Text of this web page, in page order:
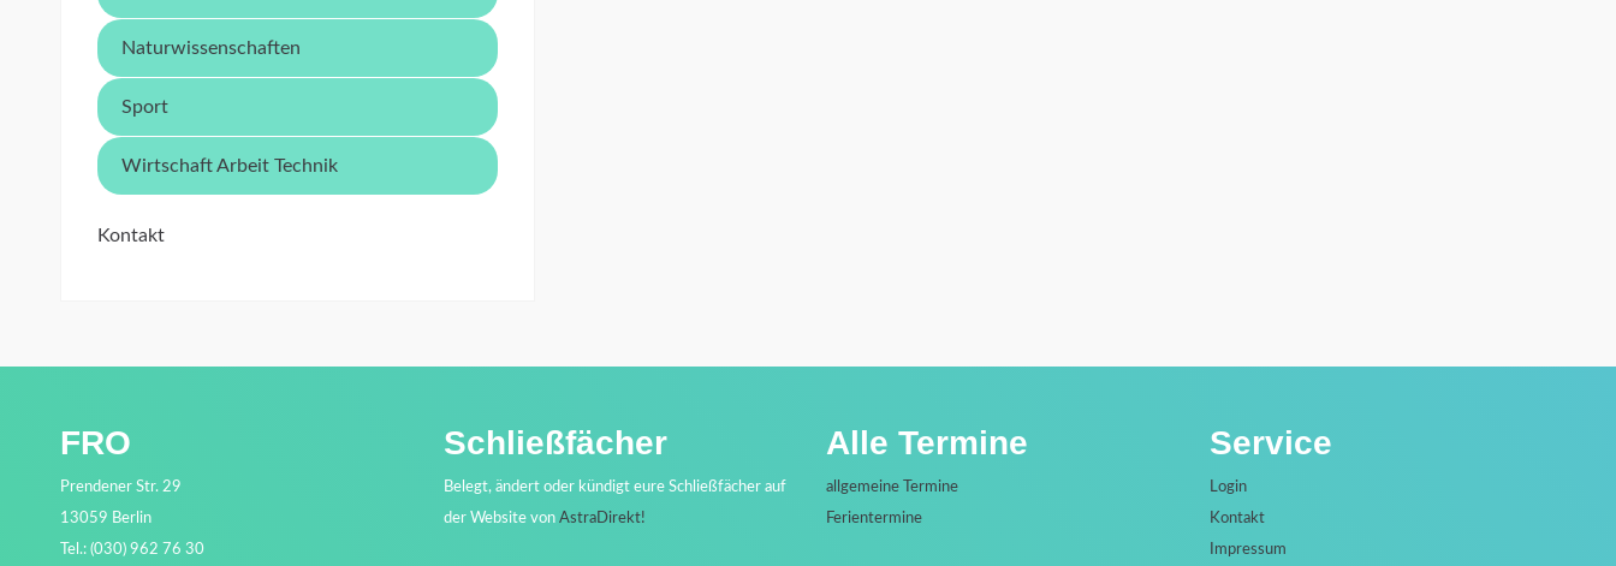
Naturwissenschaften
Sport
Wirtschaft Arbeit Technik
Kontakt
FRO
Prendener Str. 29
13059 Berlin
Tel.: (030) 962 76 30
Schließfächer
Belegt, ändert oder kündigt eure Schließfächer auf
der Website von AstraDirekt!
Alle Termine
allgemeine Termine
Ferientermine
Service
Login
Kontakt
Impressum